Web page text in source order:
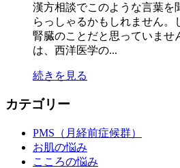
漢方相談でこのような言葉を
らっしゃるかもしれません。
腎臓のことだと思っていませ
は、西洋医学の...
続きを見る
カテゴリー
PMS（月経前症候群）
お肌の悩み
こころの悩み